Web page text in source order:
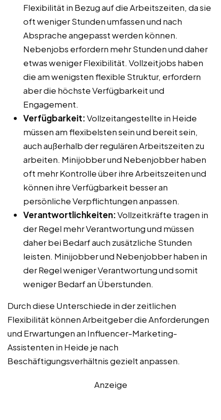
Flexibilität in Bezug auf die Arbeitszeiten, da sie
oft weniger Stunden umfassen und nach
Absprache angepasst werden können.
Nebenjobs erfordern mehr Stunden und daher
etwas weniger Flexibilität. Vollzeitjobs haben
die am wenigsten flexible Struktur, erfordern
aber die höchste Verfügbarkeit und
Engagement.
Verfügbarkeit:Vollzeitangestellte in Heide
müssen am flexibelsten sein und bereit sein,
auch außerhalb der regulären Arbeitszeiten zu
arbeiten. Minijobber und Nebenjobber haben
oft mehr Kontrolle über ihre Arbeitszeiten und
können ihre Verfügbarkeit besser an
persönliche Verpflichtungen anpassen.
Verantwortlichkeiten:Vollzeitkräfte tragen in
der Regel mehr Verantwortung und müssen
daher bei Bedarf auch zusätzliche Stunden
leisten. Minijobber und Nebenjobber haben in
der Regel weniger Verantwortung und somit
weniger Bedarf an Überstunden.
Durch diese Unterschiede in der zeitlichen
Flexibilität können Arbeitgeber die Anforderungen
und Erwartungen an Influencer-Marketing-
Assistenten in Heide je nach
Beschäftigungsverhältnis gezielt anpassen.
Anzeige